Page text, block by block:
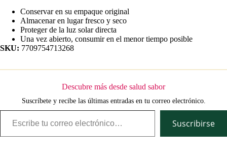
Conservar en su empaque original
Almacenar en lugar fresco y seco
Proteger de la luz solar directa
Una vez abierto, consumir en el menor tiempo posible
SKU: 7709754713268
Descubre más desde salud sabor
Suscríbete y recibe las últimas entradas en tu correo electrónico.
Escribe tu correo electrónico…
Suscribirse